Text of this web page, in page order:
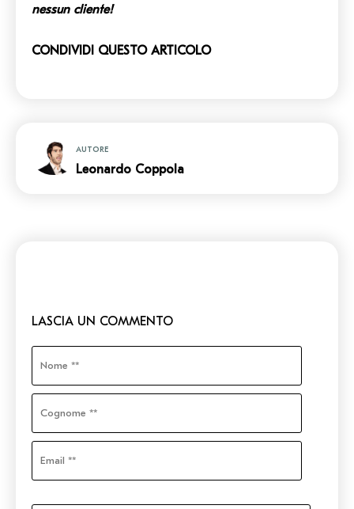
nessun cliente!
CONDIVIDI QUESTO ARTICOLO
AUTORE
Leonardo Coppola
LASCIA UN COMMENTO